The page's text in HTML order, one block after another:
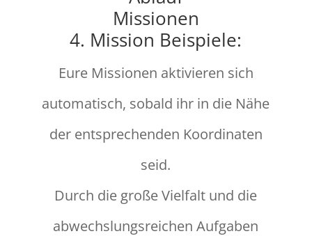
4. Mission Beispiele:
Eure Missionen aktivieren sich
automatisch, sobald ihr in die Nähe
der entsprechenden Koordinaten
seid.
Durch die große Vielfalt und die
abwechslungsreichen Aufgaben